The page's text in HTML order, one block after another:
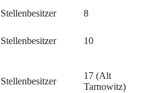
Stellenbesitzer
8
Stellenbesitzer 10
Stellenbesitzer
17 (Alt
Tarnowitz)